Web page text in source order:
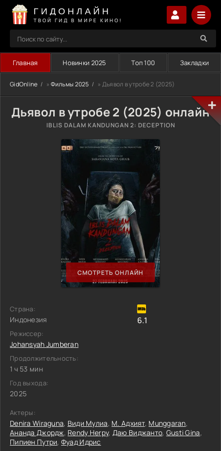
ГИДОНЛАЙН
ТВОЙ ГИД В МИРЕ КИНО!
Главная Новинки 2025 Топ 100 Закладки
GidOnline » Фильмы 2025 » Дьявол в утробе 2 (2025)
Дьявол в утробе 2 (2025) онлайн
IBLIS DALAM KANDUNGAN 2: DECEPTION
СМОТРЕТЬ ОНЛАЙН
Страна:
Индонезия
Режиссер:
Johansyah Jumberan
Продолжительность:
1 ч 53 мин
Год выхода:
2025
6.1
Актеры:
Denira Wiraguna, Види Мулиа, М. Адхият, Munggaran,
Ананда Джордж, Rendy Herpy, Даю Виджанто, Gusti Gina,
Пипиен Путри, Фуад Идрис